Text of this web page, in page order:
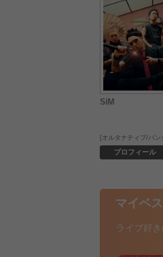
SiM
プロフィール
オルタナティブ/パン
マイベ
ライブ好